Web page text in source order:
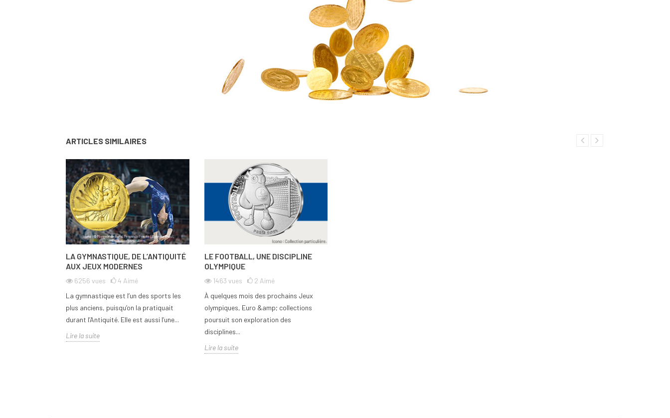
ARTICLES SIMILAIRES
LA GYMNASTIQUE, DE L’ANTIQUITÉ
AUX JEUX MODERNES
6256 vues 4 Aimé
La gymnastique est l’un des sports les
plus anciens, puisqu’on la pratiquait
durant l’Antiquité. Elle est aussi l’une...
Lire la suite
LE FOOTBALL, UNE DISCIPLINE
OLYMPIQUE
1463 vues 2 Aimé
À quelques mois des prochains Jeux
olympiques, Euro &amp; collections
poursuit son exploration des
disciplines...
Lire la suite